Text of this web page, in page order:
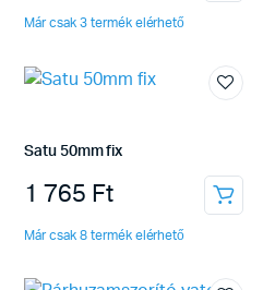
Már csak 3 termék elérhető
Satu 50mm fix
1 765 Ft
Már csak 8 termék elérhető